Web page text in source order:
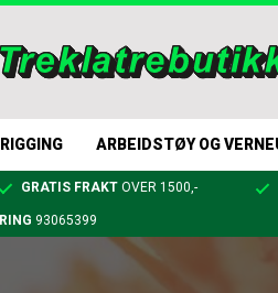
RIGGING ARBEIDSTØY OG
GRATIS FRAKT OVER 1500,-
RING 93065399